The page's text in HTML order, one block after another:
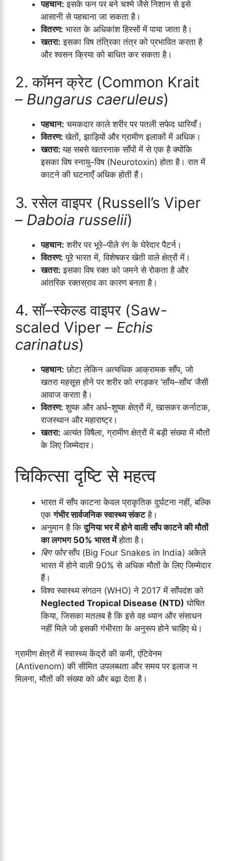
पहचान: इसके फन पर बने चश्मे जैसे निशान से इसे
आसानी से पहचाना जा सकता है।
वितरण: भारत के अधिकांश हिस्सों में पाया जाता है।
खतरा: इसका विष तंत्रिका तंत्र को प्रभावित करता है
और श्वसन क्रिया को बाधित कर सकता है।
2. कॉमन क्रेट (Common Krait
– Bungarus caeruleus)
पहचान: चमकदार काले शरीर पर पतली सफेद धारियाँ।
वितरण:खेतों, झाड़ियों और ग्रामीण इलाकों में अधिक।
खतरा:यह सबसे खतरनाक साँपों में से एक है क्योंकि
इसका विष स्नायु–विष (Neurotoxin) होता है। रात में
काटने की घटनाएँ अधिक होती हैं।
3. रसेल वाइपर (Russell’s Viper
– Daboia russelii)
पहचान: शरीर पर भूरे–पीले रंग के घेरेदार पैटर्न।
वितरण: पूरे भारत में, विशेषकर खेती वाले क्षेत्रों में।
खतरा: इसका विष रक्त को जमने से रोकता है और
आंतरिक रक्तस्राव का कारण बनता है।
4. सॉ–स्केल्ड वाइपर (Saw-
scaled Viper – Echis
carinatus)
पहचान: छोटा लेकिन अत्यधिक आक्रामक साँप, जो
खतरा महसूस होने पर शरीर को रगड़कर ‘साँय–साँय’ जैसी
आवाज करता है।
वितरण: शुष्क और अर्ध–शुष्क क्षेत्रों में, खासकर कर्नाटक,
राजस्थान और महाराष्ट्र।
खतरा: अत्यंत विषैला, ग्रामीण क्षेत्रों में बड़ी संख्या में मौतों
के लिए जिम्मेदार।
चिकित्सा दृष्टि से महत्व
भारत में साँप काटना केवल प्राकृतिक दुर्घटना नहीं, बल्कि
एकगंभीर सार्वजनिक स्वास्थ्य संकटहै।
अनुमान है किदुनिया भर में होने वाली साँप काटने की मौतों
का लगभग 50% भारत मेंहोता है।
बिग फोरसाँप (Big Four Snakes in India) अकेले
भारत में होने वाली 90% से अधिक मौतों के लिए जिम्मेदार
हैं।
विश्व स्वास्थ्य संगठन (WHO) ने 2017 में साँपदंश को
Neglected Tropical Disease (NTD) घोषित
किया, जिसका मतलब है कि इसे वह ध्यान और संसाधन
नहीं मिले जो इसकी गंभीरता के अनुरूप होने चाहिए थे।
ग्रामीण क्षेत्रों में स्वास्थ्य केंद्रों की कमी, एंटिवेनम
(Antivenom) की सीमित उपलब्धता और समय पर इलाज न
मिलना, मौतों की संख्या को और बढ़ा देता है।